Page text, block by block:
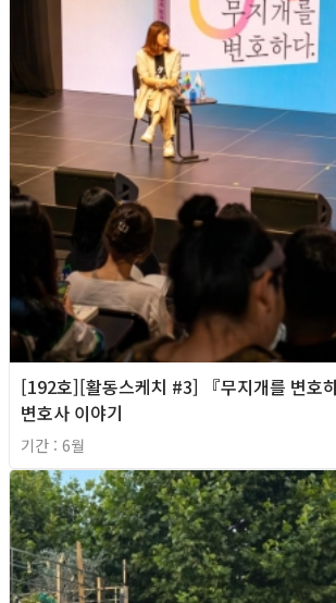
[192호][활동스케치 #3] 『무지개를 변호
변호사 이야기
기간 : 6월